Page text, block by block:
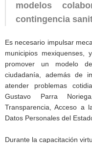
modelos
contingencia
Es necesario impulsar
municipios
promover un modelo
ciudadanía, además de
atender problemas
Gustavo Parra
Transparencia, Acceso a
Datos Personales del
Durante la capacitación